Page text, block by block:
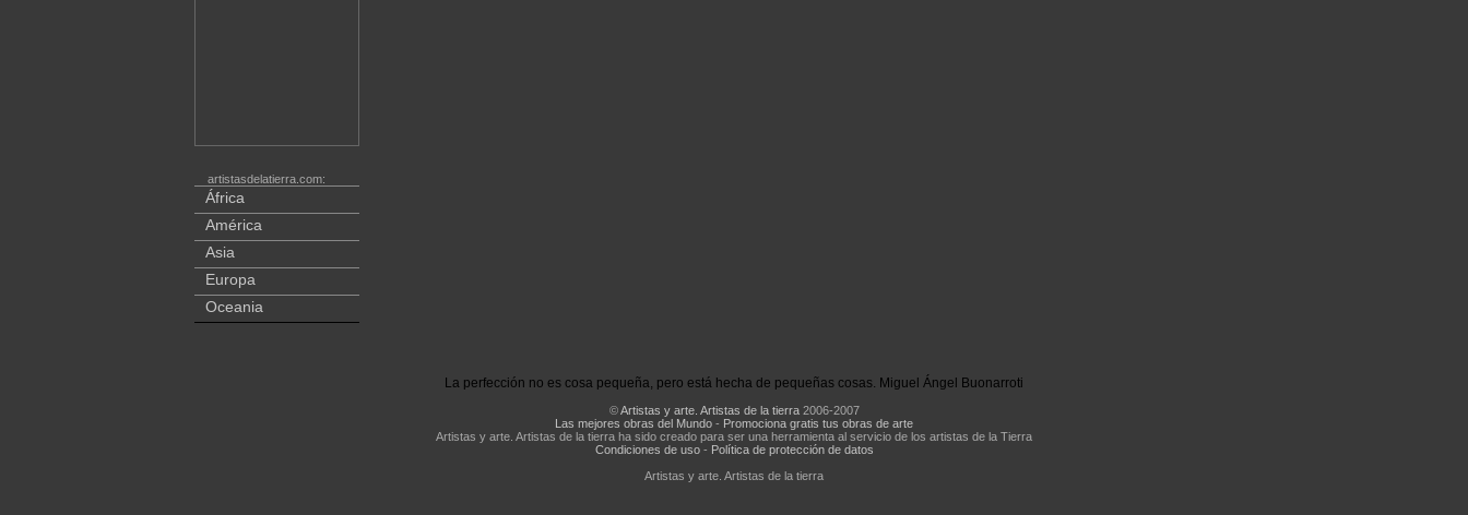
artistasdelatierra.com:
África
América
Asia
Europa
Oceania
La perfección no es cosa pequeña, pero está hecha de pequeñas cosas. Miguel Ángel Buonarroti
©Artistas y arte. Artistas de la tierra2006-2007
Las mejores obras del Mundo - Promociona gratis tus obras de arte
Artistas y arte. Artistas de la tierra ha sido creado para ser una herramienta al servicio de los artistas de la Tierra
Condiciones de uso- Política de protección de datos
Artistas y arte. Artistas de la tierra